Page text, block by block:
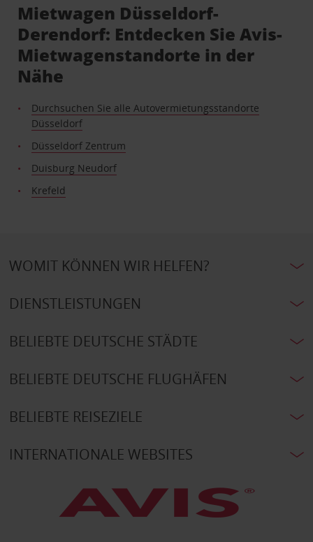
Mietwagen Düsseldorf-
Derendorf: Entdecken Sie Avis-
Mietwagenstandorte in der
Nähe
Durchsuchen Sie alle Autovermietungsstandorte
Düsseldorf
Düsseldorf Zentrum
Duisburg Neudorf
Krefeld
WOMIT KÖNNEN WIR HELFEN?
DIENSTLEISTUNGEN
BELIEBTE DEUTSCHE STÄDTE
BELIEBTE DEUTSCHE FLUGHÄFEN
BELIEBTE REISEZIELE
INTERNATIONALE WEBSITES